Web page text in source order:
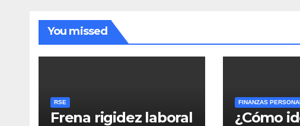
You missed
RSE
Frena rigidez laboral
FINANZAS
¿Cómo